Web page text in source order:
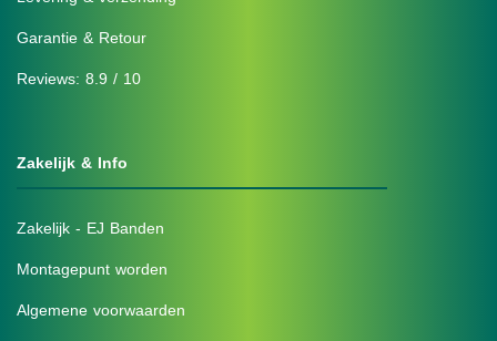
Garantie & Retour
Reviews: 8.9 / 10
Zakelijk & Info
Zakelijk - EJ Banden
Montagepunt worden
Algemene voorwaarden